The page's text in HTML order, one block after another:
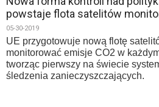
powstaje flota satelitów
05-30-2019
UE przygotowuje nową flotę
monitorować emisje CO2 w
tworząc pierwszy na świecie
śledzenia zanieczyszczających.